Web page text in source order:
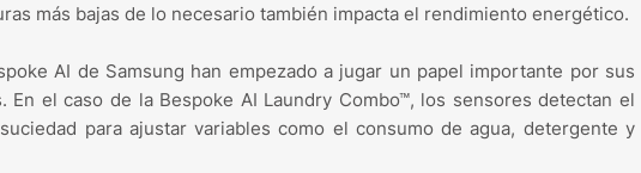
más bajas de lo necesario también impacta el rendimiento energético.
AI de Samsung han empezado a jugar un papel importante por sus
el caso de la Bespoke AI Laundry Combo™, los sensores detectan el
para ajustar variables como el consumo de agua, detergente y